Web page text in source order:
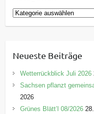
K
a
g
o
r
e
Neueste Beiträge
Wetterrückblick Juli 2026
Sachsen pflanzt
2026
Grünes Blätt’l 08/2026